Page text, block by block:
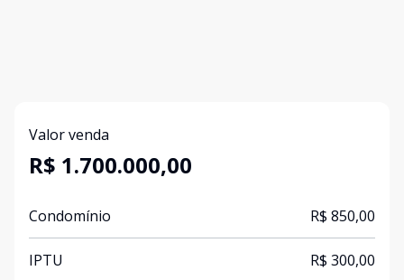
Valor venda
R$ 1.700.000,00
Condomínio R$ 850,00
IPTU R$ 300,00